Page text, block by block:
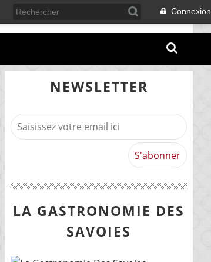
Connexion
NEWSLETTER
LA GASTRONOMIE DES
SAVOIES